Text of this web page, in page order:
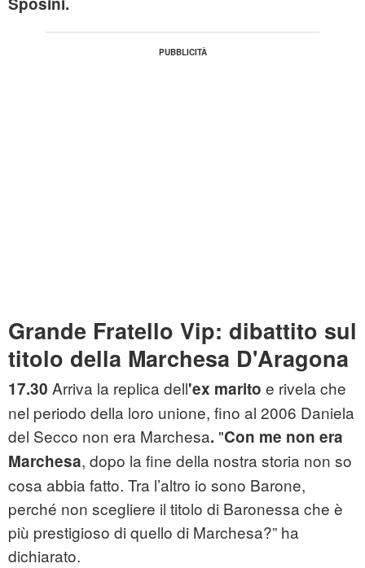
Grande Fratello Vip: dibattito sul
titolo della Marchesa D'Aragona
17.30 Arriva la replica dell'ex marito e rivela che
nel periodo della loro unione, fino al 2006 Daniela
del Secco non era Marchesa. "Con me non era
Marchesa, dopo la fine della nostra storia non so
cosa abbia fatto. Tra l’altro io sono Barone,
perché non scegliere il titolo di Baronessa che è
più prestigioso di quello di Marchesa?” ha
dichiarato.